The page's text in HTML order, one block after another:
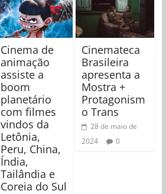
Cinema de
animação
assiste a
boom
planetário
com filmes
vindos da
Letônia,
Peru, China,
Índia,
Tailândia e
Coreia do Sul
Cinemateca
Brasileira
apresenta a
Mostra +
Protagonism
o Trans
28 de maio de
2024
0